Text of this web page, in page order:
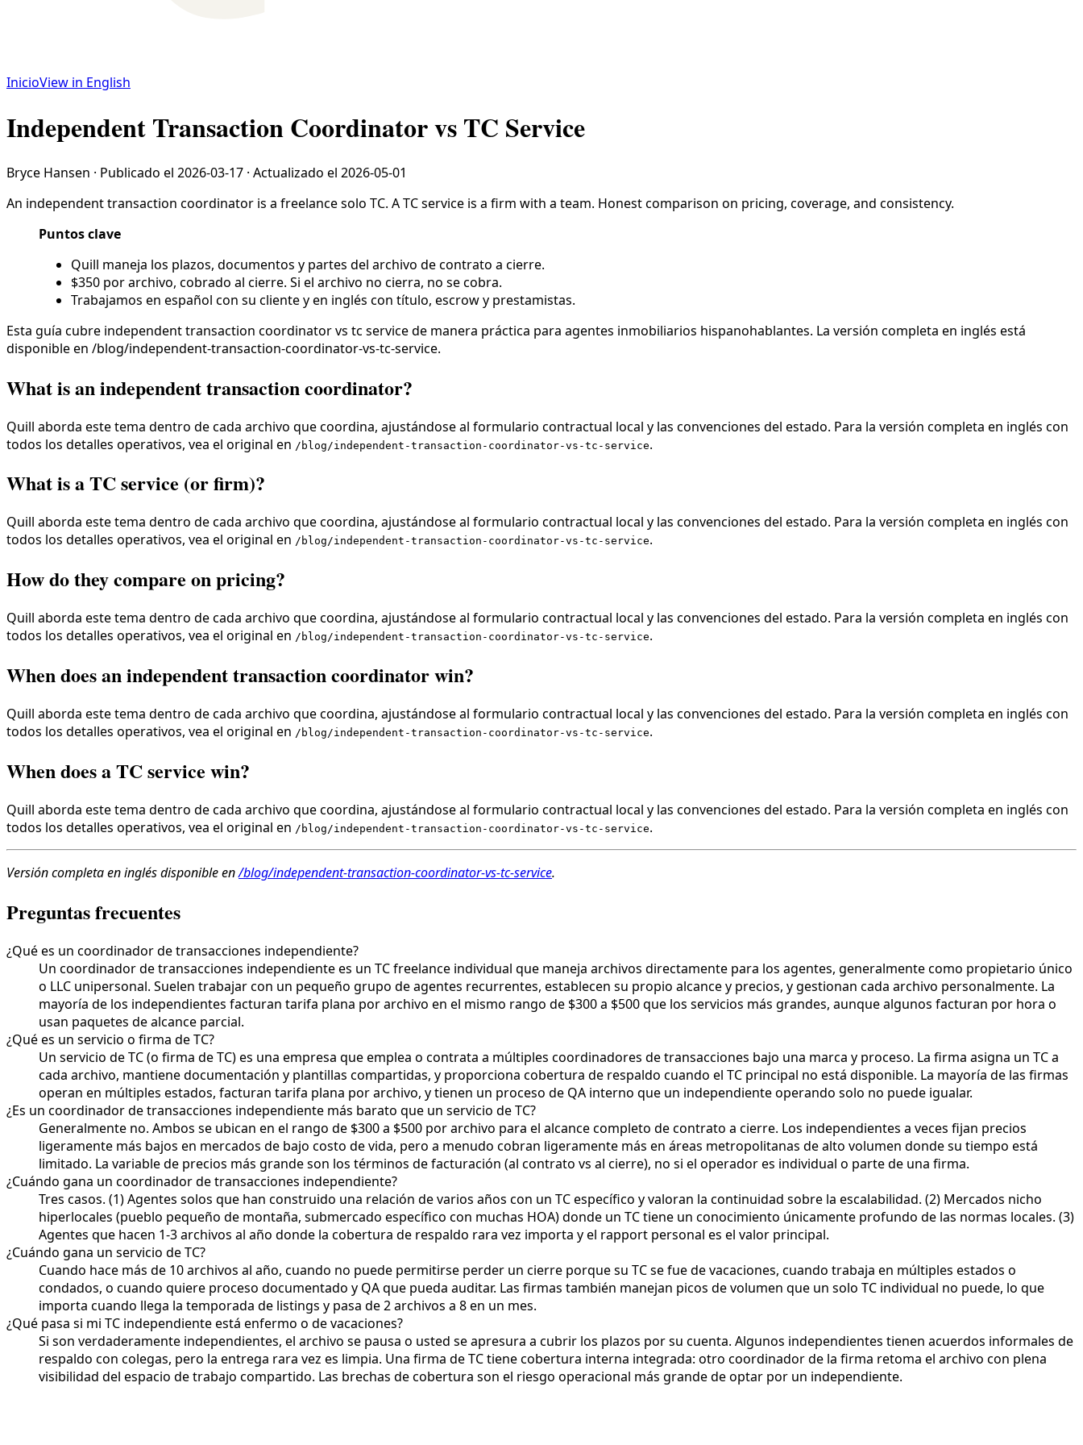
InicioView in English
Independent Transaction Coordinator vs TC Service
Bryce Hansen · Publicado el 2026-03-17 · Actualizado el 2026-05-01
An independent transaction coordinator is a freelance solo TC. A TC service is a firm with a team. Honest comparison on pricing, coverage, and consistency.
Puntos clave
Quill maneja los plazos, documentos y partes del archivo de contrato a cierre.
$350 por archivo, cobrado al cierre. Si el archivo no cierra, no se cobra.
Trabajamos en español con su cliente y en inglés con título, escrow y prestamistas.
Esta guía cubre independent transaction coordinator vs tc service de manera práctica para agentes inmobiliarios hispanohablantes. La versión completa en inglés está
disponible en /blog/independent-transaction-coordinator-vs-tc-service.
What is an independent transaction coordinator?
Quill aborda este tema dentro de cada archivo que coordina, ajustándose al formulario contractual local y las convenciones del estado. Para la versión completa en inglés con
todos los detalles operativos, vea el original en /blog/independent-transaction-coordinator-vs-tc-service.
What is a TC service (or firm)?
Quill aborda este tema dentro de cada archivo que coordina, ajustándose al formulario contractual local y las convenciones del estado. Para la versión completa en inglés con
todos los detalles operativos, vea el original en /blog/independent-transaction-coordinator-vs-tc-service.
How do they compare on pricing?
Quill aborda este tema dentro de cada archivo que coordina, ajustándose al formulario contractual local y las convenciones del estado. Para la versión completa en inglés con
todos los detalles operativos, vea el original en /blog/independent-transaction-coordinator-vs-tc-service.
When does an independent transaction coordinator win?
Quill aborda este tema dentro de cada archivo que coordina, ajustándose al formulario contractual local y las convenciones del estado. Para la versión completa en inglés con
todos los detalles operativos, vea el original en /blog/independent-transaction-coordinator-vs-tc-service.
When does a TC service win?
Quill aborda este tema dentro de cada archivo que coordina, ajustándose al formulario contractual local y las convenciones del estado. Para la versión completa en inglés con
todos los detalles operativos, vea el original en /blog/independent-transaction-coordinator-vs-tc-service.
Versión completa en inglés disponible en/blog/independent-transaction-coordinator-vs-tc-service.
Preguntas frecuentes
¿Qué es un coordinador de transacciones independiente?
Un coordinador de transacciones independiente es un TC freelance individual que maneja archivos directamente para los agentes, generalmente como propietario único
o LLC unipersonal. Suelen trabajar con un pequeño grupo de agentes recurrentes, establecen su propio alcance y precios, y gestionan cada archivo personalmente. La
mayoría de los independientes facturan tarifa plana por archivo en el mismo rango de $300 a $500 que los servicios más grandes, aunque algunos facturan por hora o
usan paquetes de alcance parcial.
¿Qué es un servicio o firma de TC?
Un servicio de TC (o firma de TC) es una empresa que emplea o contrata a múltiples coordinadores de transacciones bajo una marca y proceso. La firma asigna un TC a
cada archivo, mantiene documentación y plantillas compartidas, y proporciona cobertura de respaldo cuando el TC principal no está disponible. La mayoría de las firmas
operan en múltiples estados, facturan tarifa plana por archivo, y tienen un proceso de QA interno que un independiente operando solo no puede igualar.
¿Es un coordinador de transacciones independiente más barato que un servicio de TC?
Generalmente no. Ambos se ubican en el rango de $300 a $500 por archivo para el alcance completo de contrato a cierre. Los independientes a veces fijan precios
ligeramente más bajos en mercados de bajo costo de vida, pero a menudo cobran ligeramente más en áreas metropolitanas de alto volumen donde su tiempo está
limitado. La variable de precios más grande son los términos de facturación (al contrato vs al cierre), no si el operador es individual o parte de una firma.
¿Cuándo gana un coordinador de transacciones independiente?
Tres casos. (1) Agentes solos que han construido una relación de varios años con un TC específico y valoran la continuidad sobre la escalabilidad. (2) Mercados nicho
hiperlocales (pueblo pequeño de montaña, submercado específico con muchas HOA) donde un TC tiene un conocimiento únicamente profundo de las normas locales. (3)
Agentes que hacen 1-3 archivos al año donde la cobertura de respaldo rara vez importa y el rapport personal es el valor principal.
¿Cuándo gana un servicio de TC?
Cuando hace más de 10 archivos al año, cuando no puede permitirse perder un cierre porque su TC se fue de vacaciones, cuando trabaja en múltiples estados o
condados, o cuando quiere proceso documentado y QA que pueda auditar. Las firmas también manejan picos de volumen que un solo TC individual no puede, lo que
importa cuando llega la temporada de listings y pasa de 2 archivos a 8 en un mes.
¿Qué pasa si mi TC independiente está enfermo o de vacaciones?
Si son verdaderamente independientes, el archivo se pausa o usted se apresura a cubrir los plazos por su cuenta. Algunos independientes tienen acuerdos informales de
respaldo con colegas, pero la entrega rara vez es limpia. Una firma de TC tiene cobertura interna integrada: otro coordinador de la firma retoma el archivo con plena
visibilidad del espacio de trabajo compartido. Las brechas de cobertura son el riesgo operacional más grande de optar por un independiente.